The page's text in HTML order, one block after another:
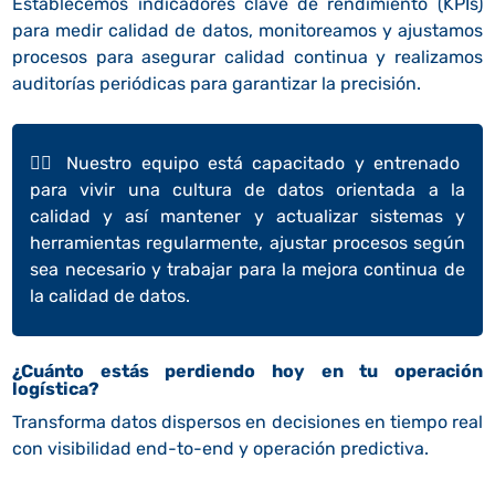
para medir calidad de datos, monitoreamos y ajustamos
procesos para asegurar calidad continua y realizamos
auditorías periódicas para garantizar la precisión.
👉🏼 Nuestro equipo está capacitado y entrenado
para vivir una cultura de datos orientada a la
calidad y así mantener y actualizar sistemas y
herramientas regularmente, ajustar procesos según
sea necesario y trabajar para la mejora continua de
la calidad de datos.
¿Cuánto estás perdiendo hoy en tu operación
logística?
Transforma datos dispersos en decisiones en tiempo real
con visibilidad end-to-end y operación predictiva.